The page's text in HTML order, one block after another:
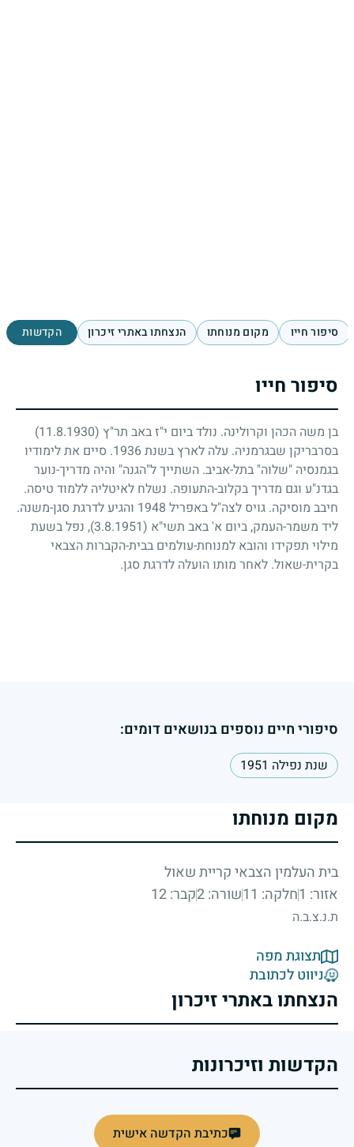
סיפור חייו מקום מנוחתו הנצחתו באתרי זיכרון הקדשות
סיפור חייו
בן משה הכהן וקרולינה. נולד ביום י"ז באב תר"ץ (11.8.1930)
בסרבריקן שבגרמניה. עלה לארץ בשנת1936. סיים את לימודיו
בגמנסיה "שלוה" בתל-אביב. השתייך ל"הגנה" והיה מדריך-נוער
בגדנ"ע וגם מדריך בקלוב-התעופה. נשלח לאיטליה ללמוד טיסה.
חיבב מוסיקה. גויס לצה"ל באפריל 1948 והגיע לדרגת סגן-משנה.
ליד משמר-העמק, ביום א' באב תשי"א (3.8.1951)
, נפל בשעת
מילוי תפקידו והובא למנוחת-עולמים בבית-הקברות הצבאי
בקרית-שאול. לאחר מותו הועלה לדרגת סגן.
סיפורי חיים נוספים בנושאים דומים:
שנת נפילה 1951
מקום מנוחתו
בית העלמין הצבאי קריית שאול
אזור: 1
חלקה: 11 שורה: 2 קבר: 12
ת.נ.צ.ב.ה
תצוגת מפה
ניווט לכתובת
הנצחתו באתרי זיכרון
הקדשות וזיכרונות
כתיבת הקדשה אישית